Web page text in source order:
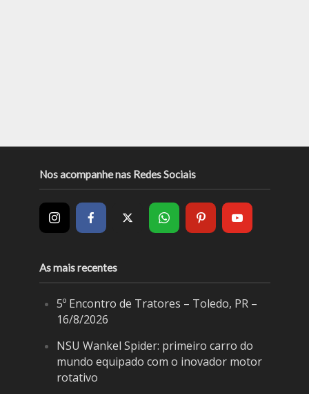
Nos acompanhe nas Redes Sociais
As mais recentes
5º Encontro de Tratores – Toledo, PR –
16/8/2026
NSU Wankel Spider: primeiro carro do
mundo equipado com o inovador motor
rotativo